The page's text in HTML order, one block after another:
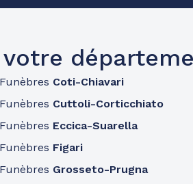
votre
Coti-Chiavari
Cuttoli-Corticchiato
Eccica-Suarella
Figari
Grosseto-Prugna